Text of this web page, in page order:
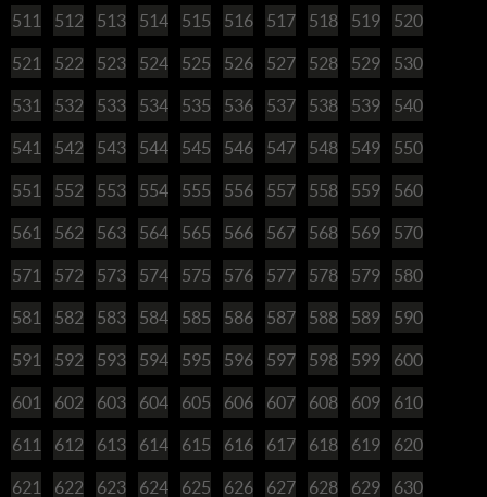
511 512 513 514 515 516 517 518 519 520
521 522 523 524 525 526 527 528 529 530
531 532 533 534 535 536 537 538 539 540
541 542 543 544 545 546 547 548 549 550
551 552 553 554 555 556 557 558 559 560
561 562 563 564 565 566 567 568 569 570
571 572 573 574 575 576 577 578 579 580
581 582 583 584 585 586 587 588 589 590
591 592 593 594 595 596 597 598 599 600
601 602 603 604 605 606 607 608 609 610
611 612 613 614 615 616 617 618 619 620
621 622 623 624 625 626 627 628 629 630